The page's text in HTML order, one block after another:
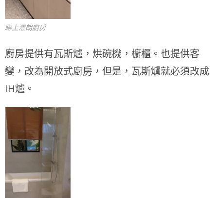
聯上澐朗廚房
廚房提供有瓦斯爐，烘碗機，櫥櫃。也提供客
變，改為開放式廚房，但是，瓦斯爐就必須改成
IH爐。